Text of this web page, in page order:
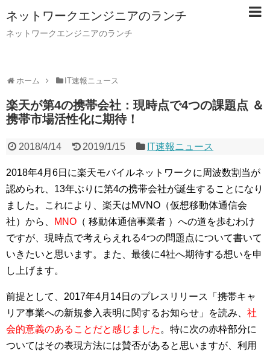
ネットワークエンジニアのランチ
ネットワークエンジニアのランチ
ホーム IT速報ニュース
楽天が第4の携帯会社：現時点で4つの課題点 ＆
携帯市場活性化に期待！
2018/4/14 2019/1/15 IT速報ニュース
2018年4月6日に楽天モバイルネットワークに周波数割当が
認められ、13年ぶりに第4の携帯会社が誕生することになり
ました。これにより、楽天はMVNO（仮想移動体通信会
社）から、
MNO （ 移動体通信事業者 ）への道を歩むわけ
ですが、現時点で考えらえれる4つの問題点について書いて
いきたいと思います。また、最後に4社へ期待する想いを申
し上げます。
前提として、2017年4月14日のプレスリリース「携帯キャ
リア事業への新規参入表明に関するお知らせ」を読み、 社
会的意義のあることだと感じました 。特に次の赤枠部分に
ついてはその表現方法には賛否があると思いますが、利用